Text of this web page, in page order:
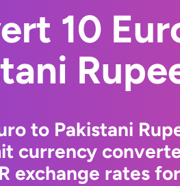
10
to Pakistani
currency
exchange rates